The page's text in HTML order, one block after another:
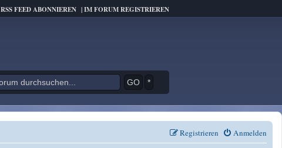
RSS FEED ABONNIEREN |IM FORUM REGISTRIEREN
*
Anmelden
Registrieren